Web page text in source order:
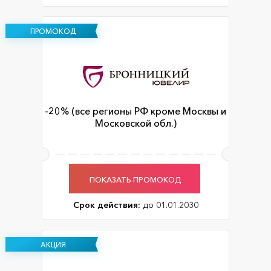
ПРОМОКОД
-20% (все регионы РФ кроме Москвы и
Московской обл.)
ПОКАЗАТЬ ПРОМОКОД
Срок действия: до 01.01.2030
АКЦИЯ